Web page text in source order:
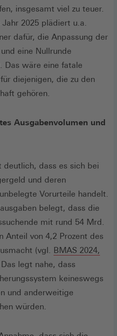
insgesamt viel zu teuer.
2025 plädiert u.a.
dafür, die Anpassung der
eine Nullrunde
Das wäre eine fatale
diejenigen, die zu den
gehören.
Ausgabenvolumen und
deutlich, dass es sich bei
und deren
Vorurteile handelt.
belegt, dass die
mit rund 54 Mrd.
Anteil von 4,2 Prozent des
(vgl. BMAS 2024,
legt nahe, dass
keineswegs
und anderweitige
würden.